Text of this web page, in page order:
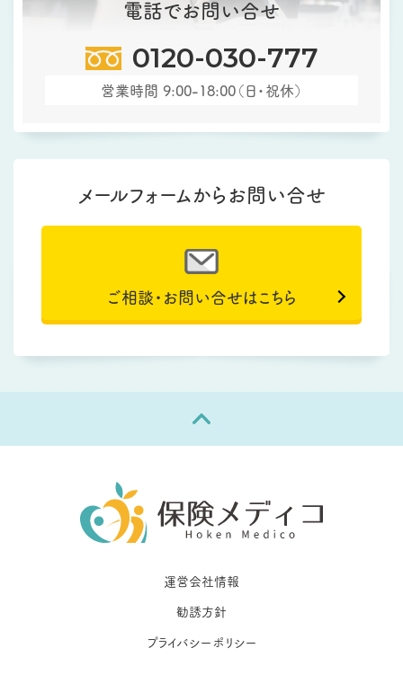
電話でお問い合せ
0120-030-777
営業時間 9:00-18:00（日・祝休）
メールフォームからお問い合せ
ご相談・お問い合せはこちら
運営会社情報
勧誘方針
プライバシーポリシー